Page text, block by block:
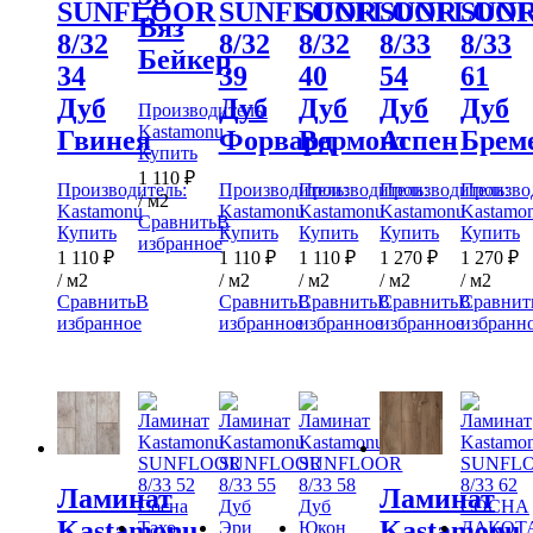
SUNFLOOR
8/32
34
Дуб
Гвинея
Производитель:
Kastamonu
Купить
1 110 ₽
/ м2
СравнитьВ
избранное
Вяз
Бейкер
Производитель:
Kastamonu
Купить
1 110 ₽
/ м2
СравнитьВ
избранное
SUNFLOOR
8/32
39
Дуб
Форвард
Производитель:
Kastamonu
Купить
1 110 ₽
/ м2
СравнитьВ
избранное
SUNFLOOR
8/32
40
Дуб
Вермонт
Производитель:
Kastamonu
Купить
1 110₽
/ м2
СравнитьВ
избранное
8/33
54
Дуб
Аспен
Производитель:
Kastamonu
Купить
1 270₽
/ м2
СравнитьВ
избранное
8/33
61
Дуб
Купить
1 270 ₽
/ м2
Ламинат
Ламинат